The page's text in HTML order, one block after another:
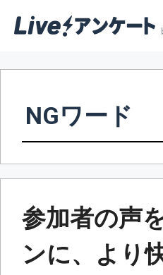
ス
NGワード
参加者の声
ンに、よ